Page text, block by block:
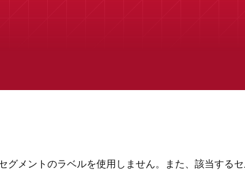
メントのラベルを使用しません。また、該当する